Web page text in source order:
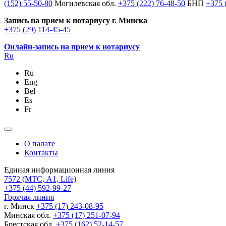
(152) 55-50-80 Могилевская обл. +375 (222) 76-48-50 БНП +375
Запись на прием к нотариусу г. Минска
+375 (29) 114-45-45
Онлайн-запись на прием к нотариусу
Ru
Ru
Eng
Bel
Es
Fr
О палате
Контакты
Единая информационная линия
7572 (МТС, A1, Life)
+375 (44) 592-99-27
Горячая линия
г. Минск +375 (17) 243-08-95
Минская обл. +375 (17) 251-07-94
Брестская обл. +375 (162) 52-14-57